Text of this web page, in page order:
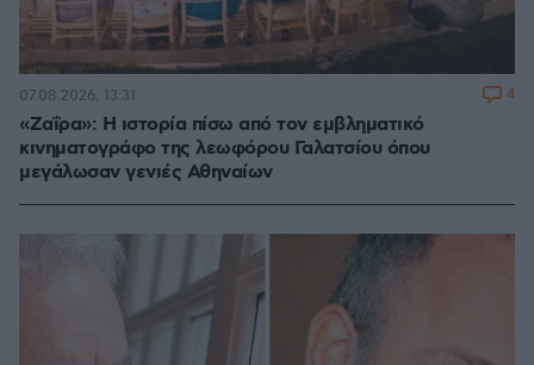
«Ζαΐρα»: Η ιστορία πίσω από τον εμβληματικό
κινηματογράφο της λεωφόρου Γαλατσίου όπου
μεγάλωσαν γενιές Αθηναίων
07.08.2026, 13:31 4